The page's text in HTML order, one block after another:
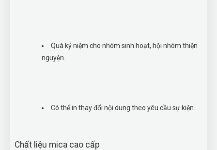
Quà kỷ niệm cho nhóm sinh hoạt, hội nhóm thiện
nguyện.
Có thể in thay đổi nội dung theo yêu cầu sự kiện.
Chất liệu mica cao cấp